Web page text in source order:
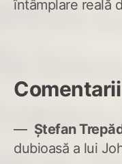
întâmplare reală
Ștefan
dubioasă a lui